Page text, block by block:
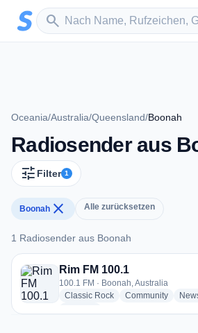
Zum Hauptinhalt springen
search
Sender suchen
Oceania/Australia/Queensland/Boonah
Radiosender aus
tune Filter 1
Boonah close Alle zurücksetzen
1 Radiosender aus Boonah
1 Radiosender aus Boonah
Rim FM 100.1
100.1 FM · Boonah, Australia
Classic Rockradio stations
Communityradio